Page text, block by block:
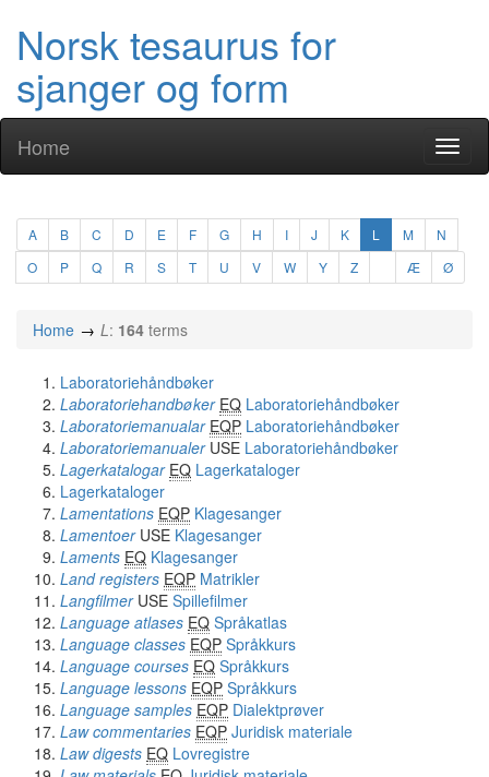
Norsk tesaurus for
sjanger og form
Home
A B C D E F G H I J K L M
N
O
P Q R S T U V W Y Z Æ Ø
Home L: 164 terms
Laboratoriehåndbøker
Laboratoriehandbøker EQ Laboratoriehåndbøker
Laboratoriemanualar EQP Laboratoriehåndbøker
LaboratoriemanualerUSE Laboratoriehåndbøker
Lagerkatalogar EQ Lagerkataloger
Lagerkataloger
Lamentations EQP Klagesanger
LamentoerUSE Klagesanger
Laments EQ Klagesanger
Land registers EQP Matrikler
LangfilmerUSE Spillefilmer
Language atlases EQ Språkatlas
Language classes EQP Språkkurs
Language courses EQ Språkkurs
Language lessons EQP Språkkurs
Language samples EQP Dialektprøver
Law commentaries EQP Juridisk materiale
Law digests EQ Lovregistre